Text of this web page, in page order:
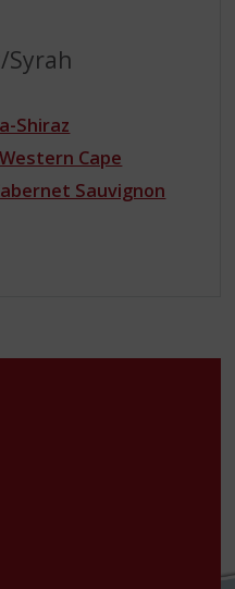
Syrah
Shiraz
Cape
Sauvignon